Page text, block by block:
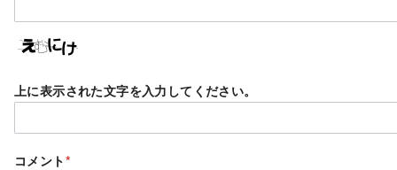
上に表示された文字を入力してください。
コメント*